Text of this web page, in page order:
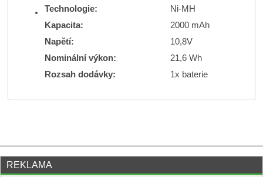
Technologie:
Ni-MH
Kapacita:
2000 mAh
Napětí:
10,8V
Nominální výkon:
21,6 Wh
Rozsah dodávky:
1x baterie
REKLAMA